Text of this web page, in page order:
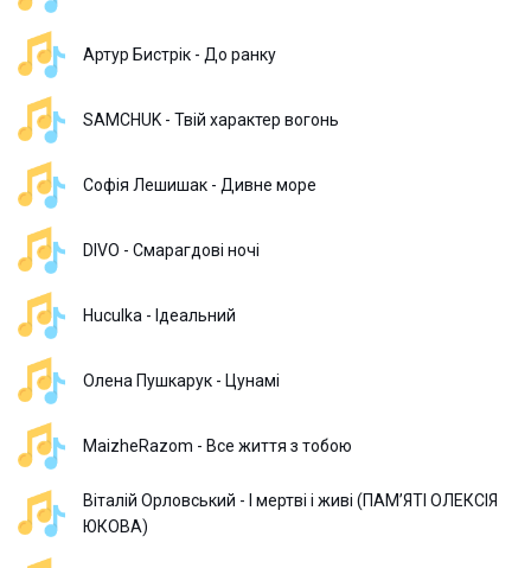
Артур Бистрік - До ранку
SAMCHUK - Твій характер вогонь
Софія Лешишак - Дивне море
DIVO - Смарагдові ночі
Huculka - Ідеальний
Олена Пушкарук - Цунамі
MaizheRazom - Все життя з тобою
Віталій Орловський - І мертві і живі (ПАМʼЯТІ ОЛЕКСІЯ
ЮКОВА)